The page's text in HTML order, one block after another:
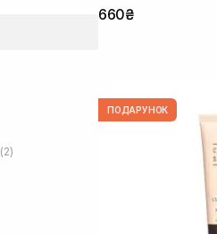
(2)
660₴
ПОДАРУНОК